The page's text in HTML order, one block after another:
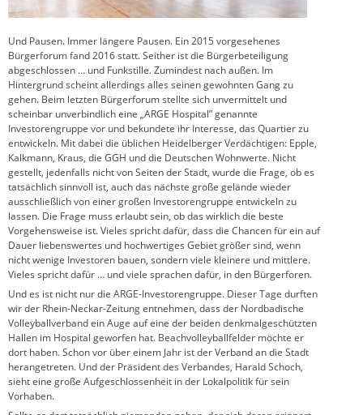
Und Pausen. Immer längere Pausen. Ein 2015 vorgesehenes
Bürgerforum fand 2016 statt. Seither ist die Bürgerbeteiligung
abgeschlossen … und Funkstille. Zumindest nach außen. Im
Hintergrund scheint allerdings alles seinen gewohnten Gang zu
gehen. Beim letzten Bürgerforum stellte sich unvermittelt und
scheinbar unverbindlich eine „ARGE Hospital” genannte
Investorengruppe vor und bekundete ihr Interesse, das Quartier zu
entwickeln. Mit dabei die üblichen Heidelberger Verdächtigen: Epple,
Kalkmann, Kraus, die GGH und die Deutschen Wohnwerte. Nicht
gestellt, jedenfalls nicht von Seiten der Stadt, wurde die Frage, ob es
tatsächlich sinnvoll ist, auch das nächste große gelände wieder
ausschließlich von einer großen Investorengruppe entwickeln zu
lassen. Die Frage muss erlaubt sein, ob das wirklich die beste
Vorgehensweise ist. Vieles spricht dafür, dass die Chancen für ein auf
Dauer liebenswertes und hochwertiges Gebiet größer sind, wenn
nicht wenige Investoren bauen, sondern viele kleinere und mittlere.
Vieles spricht dafür … und viele sprachen dafür, in den Bürgerforen.
Und es ist nicht nur die ARGE-Investorengruppe. Dieser Tage durften
wir der Rhein-Neckar-Zeitung entnehmen, dass der Nordbadische
Volleyballverband ein Auge auf eine der beiden denkmalgeschützten
Hallen im Hospital geworfen hat. Beachvolleyballfelder möchte er
dort haben. Schon vor über einem Jahr ist der Verband an die Stadt
herangetreten. Und der Präsident des Verbandes, Harald Schoch,
sieht eine große Aufgeschlossenheit in der Lokalpolitik für sein
Vorhaben.